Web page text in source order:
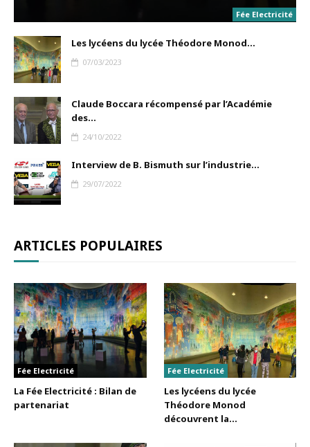
Fée Electricité
Les lycéens du lycée Théodore Monod...
07/03/2023
Claude Boccara récompensé par l’Académie
des...
24/10/2022
Interview de B. Bismuth sur l’industrie...
29/07/2022
ARTICLES POPULAIRES
Fée Electricité
La Fée Electricité : Bilan de
partenariat
Fée Electricité
Les lycéens du lycée
Théodore Monod
découvrent la...